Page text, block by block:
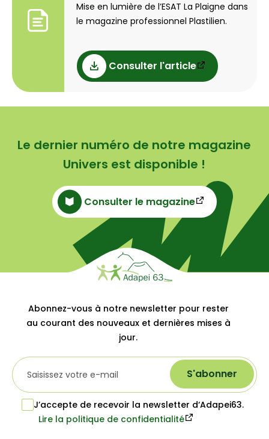
Mise en lumière de l’ESAT La Plaigne dans
le magazine professionnel Plastilien.
Consulter l'article
Le dernier numéro de notre magazine
Univers est disponible !
Consulter le magazine
Abonnez-vous à notre newsletter pour rester
au courant des nouveaux et dernières mises à
jour.
S'abonner
J’accepte de recevoir la newsletter d‘Adapei63.
Lire la politique de confidentialité